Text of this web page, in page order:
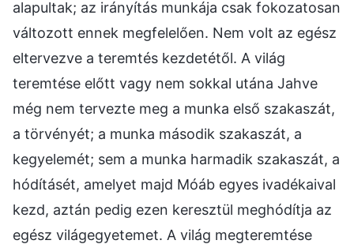
alapultak; az irányítás munkája csak fokozatosan
változott ennek megfelelően. Nem volt az egész
eltervezve a teremtés kezdetétől. A világ
teremtése előtt vagy nem sokkal utána Jahve
még nem tervezte meg a munka első szakaszát,
a törvényét; a munka második szakaszát, a
kegyelemét; sem a munka harmadik szakaszát, a
hódításét, amelyet majd Móáb egyes ivadékaival
kezd, aztán pedig ezen keresztül meghódítja az
egész világegyetemet. A világ megteremtése